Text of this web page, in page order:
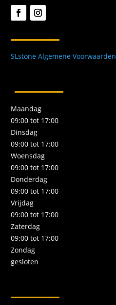
SLstone Algemene Voorwaarden
Maandag
09:00 tot 17:00
Dinsdag
09:00 tot 17:00
Woensdag
09:00 tot 17:00
Donderdag
09:00 tot 17:00
Vrijdag
09:00 tot 17:00
Zaterdag
09:00 tot 17:00
Zondag
gesloten